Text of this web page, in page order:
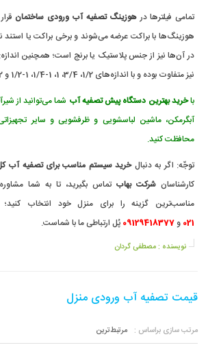
تمامی فیلترها در هوزینگ تصفیه آب ورودی ساختمان‌
هوزینگ‌ها با براکت عرضه می‌شوند و برخی براکت یا استند
در آن‌ها نیز از جنس پلاستیک یا برنج است؛ همچنین
نیز متفاوت بوده و با اندازه‌های 1/2، 3/4، 1، 1-1/4، 1-1/2 و 2 اینچ
باخرید بهترین دستگاه پیش تصفیه آب شما می‌توانید از
آبگرمکن، ماشین لباسشویی و ظرفشویی و سایر
محافظت کنید.
توجّه: اگر به دنبالخرید سیستم مناسب برای تصفیه آب
کارشناسان شرکت بهابتماس بگیرید، تا به شما
مناسب‌ترین گزینه را برای منزل خود انتخاب کنید؛
021 و09129418377 پُل ارتباطی ما با شماست.
نویسنده :مصطفی گردان
قیمت تصفیه آب ورودی منزل
مرتب سازی براساس : مرتبط‌ترین